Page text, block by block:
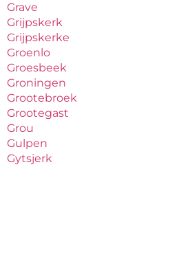
Grave
Grijpskerk
Grijpskerke
Groenlo
Groesbeek
Groningen
Grootebroek
Grootegast
Grou
Gulpen
Gytsjerk